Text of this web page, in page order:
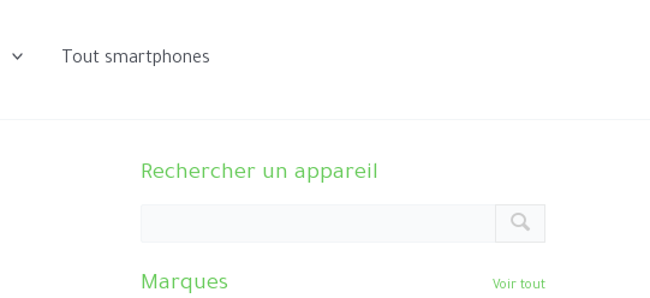
Tout smartphones
Rechercher un appareil
Marques Voir tout